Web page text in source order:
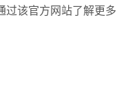
过该官方网站了解更多